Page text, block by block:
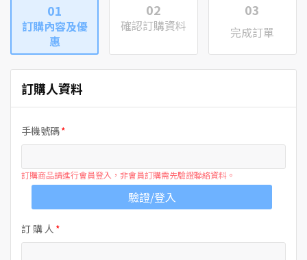
01
訂購內容及優
惠
02
確認訂購資料
03
完成訂單
訂購人資料
手機號碼
訂購商品請進行會員登入，非會員訂購需先驗證聯絡資料。
驗證/登入
訂 購 人